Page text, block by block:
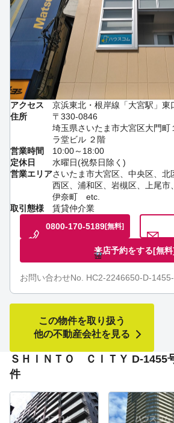
アクセス
京浜東北・根岸線「大宮駅」東
住所
〒330-0846
埼玉県さいたま市大宮区大門町
ラ堂ビル ２階
営業時間
10:00～18:00
定休日
水曜日(祝祭日除く)
営業エリアさいたま市大宮区、中央区、北
西区、浦和区、岩槻区、上尾市
伊奈町 etc.
取引態様
賃貸仲介業
0800-170-5189[無料]
来店予約をする[無
お問い合わせNo. HC2-2246650-D-
この物件を取り扱う
他の不動産会社を見る
ＳＨＩＮＴＯ ＣＩＴＹ D-1455
件